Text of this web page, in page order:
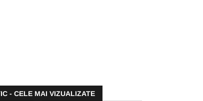
- CELE MAI VIZUALIZATE